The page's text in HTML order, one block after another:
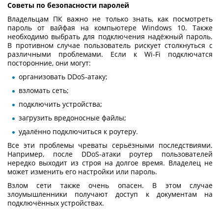
Советы по безопасности паролей
Владельцам ПК важно не только знать, как посмотреть
пароль от вайфая на компьютере Windows 10. Также
необходимо выбрать для подключения надёжный пароль.
В противном случае пользователь рискует столкнуться с
различными проблемами. Если к Wi-Fi подключатся
посторонние, они могут:
организовать DDoS-атаку;
взломать сеть;
подключить устройства;
загрузить вредоносные файлы;
удалённо подключиться к роутеру.
Все эти проблемы чреваты серьёзными последствиями.
Например, после DDoS-атаки роутер пользователей
нередко выходит из строя на долгое время. Владелец не
может изменить его настройки или пароль.
Взлом сети также очень опасен. В этом случае
злоумышленники получают доступ к документам на
подключённых устройствах.